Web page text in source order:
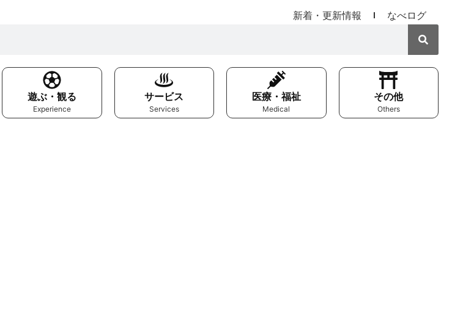
新着・更新情報 なべログ
遊ぶ・観る
Experience
サービス
Services
医療・福祉
Medical
その他
Others